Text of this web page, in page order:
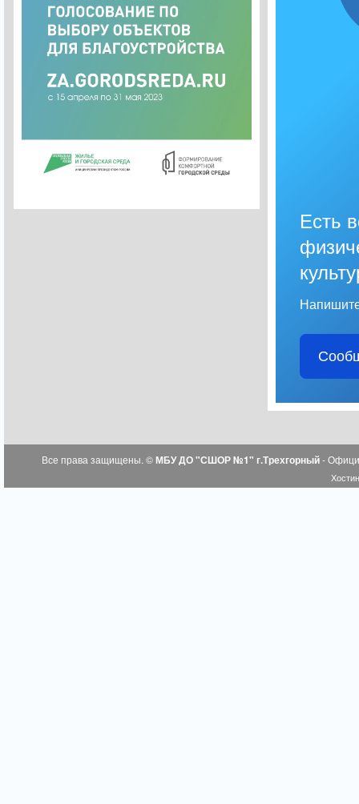
Есть
Все права защищены. ©МБУ ДО "СШОР №1" г.Трехгорный-